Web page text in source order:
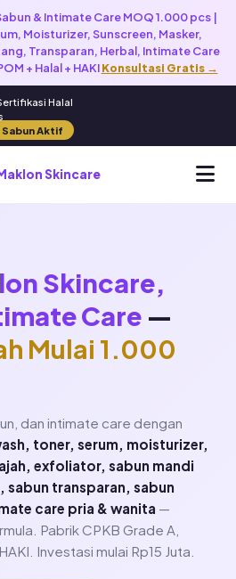
& Intimate Care MOQ 1.000 pcs |
Moisturizer, Sunscreen, Masker,
Transparan, Herbal, Intimate Care
+ Halal + HAKIKonsultasi Gratis →
Halal
Sabun Aktif
Maklon Skincare
Skincare,
Care —
Mulai 1.000
dan intimate care dengan
toner, serum, moisturizer,
exfoliator, sabun mandi
sabun transparan, sabun
care pria & wanita —
Pabrik CPKB Grade A,
Investasi mulai Rp15 Juta.